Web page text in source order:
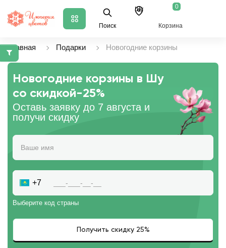
Поиск
Шу 0
Корзина
Главная Подарки Новогодние корзины
Новогодние корзины в Шу
со скидкой-25%
Оставь заявку до 7 августа и
получи скидку
+7
Выберите код страны